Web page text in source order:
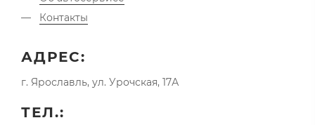
Контакты
АДРЕС:
г. Ярославль, ул. Урочская, 17А
ТЕЛ.: